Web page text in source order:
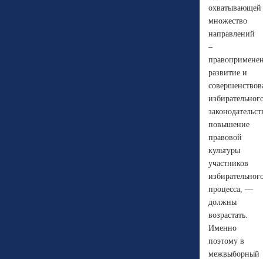
охватывающей
множество
направлений
–
развитие и
повышение
правовой
культуры
участников
процесса, —
должны
возрастать.
Именно
поэтому в
межвыборный